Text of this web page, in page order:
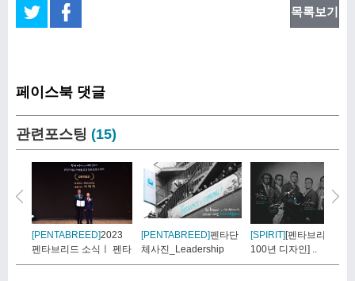
목록보기
페이스북 댓글
관련포스팅 (15)
[PENTABREED]2023
펜타브리드 소식ㅣ 펜타
브..
[PENTABREED]펜타단
체사진_Leadership
[SPIRIT] [펜타브리드
100년 디자인] ..